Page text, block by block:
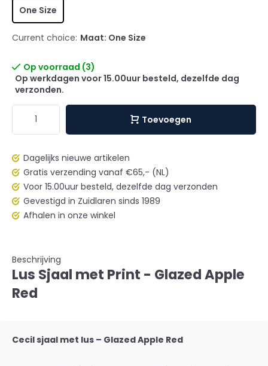
One Size
Current choice: Maat: One Size
Op voorraad (3)
Op werkdagen voor 15.00uur besteld, dezelfde dag
verzonden.
Toevoegen
Dagelijks nieuwe artikelen
Gratis verzending vanaf €65,- (NL)
Voor 15.00uur besteld, dezelfde dag verzonden
Gevestigd in Zuidlaren sinds 1989
Afhalen in onze winkel
Beschrijving
Lus Sjaal met Print - Glazed Apple
Red
Cecil sjaal met lus – Glazed Apple Red